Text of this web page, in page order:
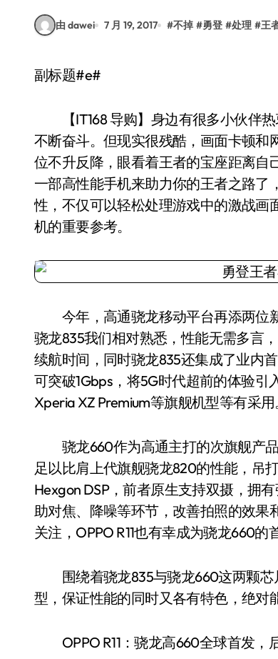
由 dawei 7 月 19, 2017 #不掉 #勇登 #处理 #王
副标题#e#
【IT168 导购】身边有很多小伙伴热
不断奋斗。但现实很残酷，画面卡顿
位不升反降，眼看着王者的宝座距离自
一部高性能手机来助力你的王者之路
性，不仅可以轻松处理游戏中的激战
机的重要参考。
今年，高通骁龙移动平台再添两位
骁龙835我们相对熟悉，性能无需多言
续航时间，同时骁龙835还集成了业内
可突破1Gbps，将5G时代超前的体验
Xperia XZ Premium等旗舰机型等有采用
骁龙660作为高通主打的次旗舰产品
足以比肩上代旗舰骁龙820的性能，吊
Hexgon DSP，前者原生支持双摄，拥
助对焦、降噪等环节，改善拍照的效
关注，OPPO R11也有幸成为骁龙660的
围绕着骁龙835与骁龙660这两颗芯
型，保证性能的同时又各有特色，绝对
OPPO R11：骁龙高660全球首发，